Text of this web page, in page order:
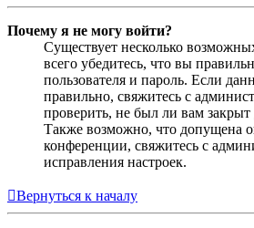
Почему я не могу войти?
Существует несколько
всего убедитесь, что вы
пользователя и пароль. Если
правильно, свяжитесь с
проверить, не был ли вам
Также возможно, что допущена
конференции, свяжитесь с
исправления настроек.
Вернуться к началу